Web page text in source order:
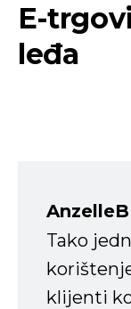
E-
leđa
AnzelleB
Tako
klijenti